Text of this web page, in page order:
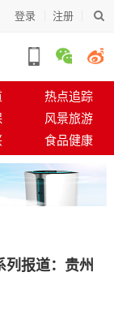
登录 注册
热点追踪
风景旅游
食品健康
列报道：贵州